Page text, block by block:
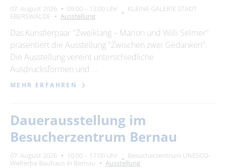
07. August 2026 09:00 – 13:00 Uhr
KLEINE GALERIE STADT
EBERSWALDE
Ausstellung
Das Künstlerpaar "Zweiklang – Marion und Willi Selmer"
präsentiert die Ausstellung "Zwischen zwei Gedanken".
Die Ausstellung vereint unterschiedliche
Ausdrucksformen und …
MEHR ERFAHREN
Dauerausstellung im
Besucherzentrum Bernau
07. August 2026 10:00 – 17:00 Uhr
Besucherzentrum UNESCO-
Welterbe Bauhaus in Bernau
Ausstellung